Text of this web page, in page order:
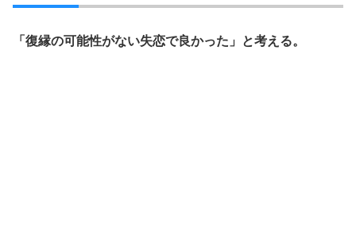
「復縁の可能性がない失恋で良かった」と考える。